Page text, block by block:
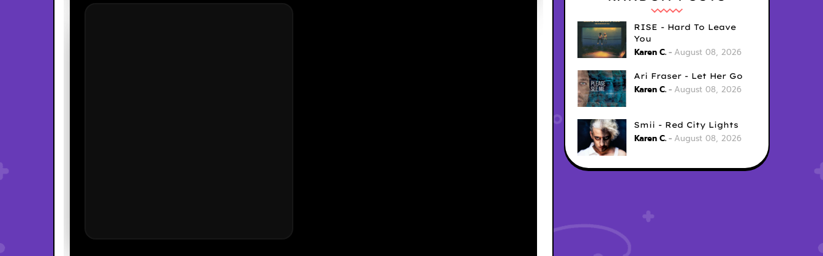
RISE - Hard To Leave
You
Karen C. August 08, 2026
Ari Fraser - Let Her Go
Karen C. August 08, 2026
Smii - Red City Lights
Karen C. August 08, 2026